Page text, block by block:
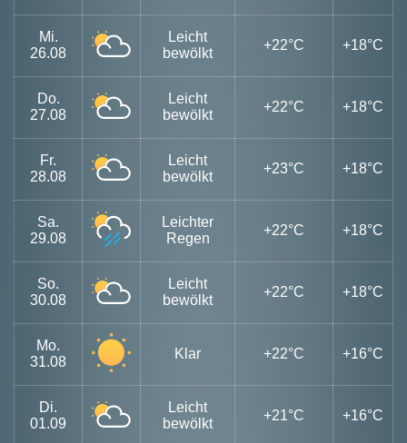
Mi.
26.08
Leicht
bewölkt
+22°C +18°C
Do.
27.08
Leicht
bewölkt
+22°C +18°C
Fr.
28.08
Leicht
bewölkt
+23°C +18°C
Sa.
29.08
Leichter
Regen
+22°C +18°C
So.
30.08
Leicht
bewölkt
+22°C +18°C
Mo.
31.08
Klar +22°C +16°C
Di.
01.09
Leicht
bewölkt
+21°C +16°C